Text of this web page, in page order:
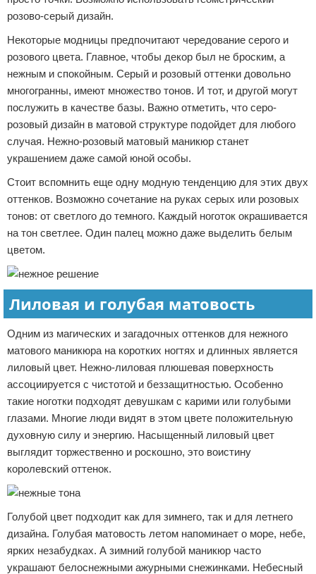
розово-серый дизайн.
Некоторые модницы предпочитают чередование серого и
розового цвета. Главное, чтобы декор был не броским, а
нежным и спокойным. Серый и розовый оттенки довольно
многогранны, имеют множество тонов. И тот, и другой могут
послужить в качестве базы. Важно отметить, что серо-
розовый дизайн в матовой структуре подойдет для любого
случая. Нежно-розовый матовый маникюр станет
украшением даже самой юной особы.
Стоит вспомнить еще одну модную тенденцию для этих двух
оттенков. Возможно сочетание на руках серых или розовых
тонов: от светлого до темного. Каждый ноготок окрашивается
на тон светлее. Один палец можно даже выделить белым
цветом.
Лиловая и голубая матовость
Одним из магических и загадочных оттенков для нежного
матового маникюра на коротких ногтях и длинных является
лиловый цвет. Нежно-лиловая плюшевая поверхность
ассоциируется с чистотой и беззащитностью. Особенно
такие ноготки подходят девушкам с карими или голубыми
глазами. Многие люди видят в этом цвете положительную
духовную силу и энергию. Насыщенный лиловый цвет
выглядит торжественно и роскошно, это воистину
королевский оттенок.
Голубой цвет подходит как для зимнего, так и для летнего
дизайна. Голубая матовость летом напоминает о море, небе,
ярких незабудках. А зимний голубой маникюр часто
украшают белоснежными ажурными снежинками. Небесный